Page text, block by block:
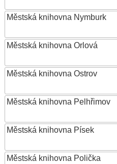
Městská knihovna Nymburk
Městská knihovna Orlová
Městská knihovna Ostrov
Městská knihovna Pelhřimov
Městská knihovna Písek
Městská knihovna Polička